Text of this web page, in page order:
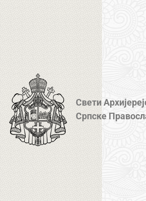
Свети
Српске